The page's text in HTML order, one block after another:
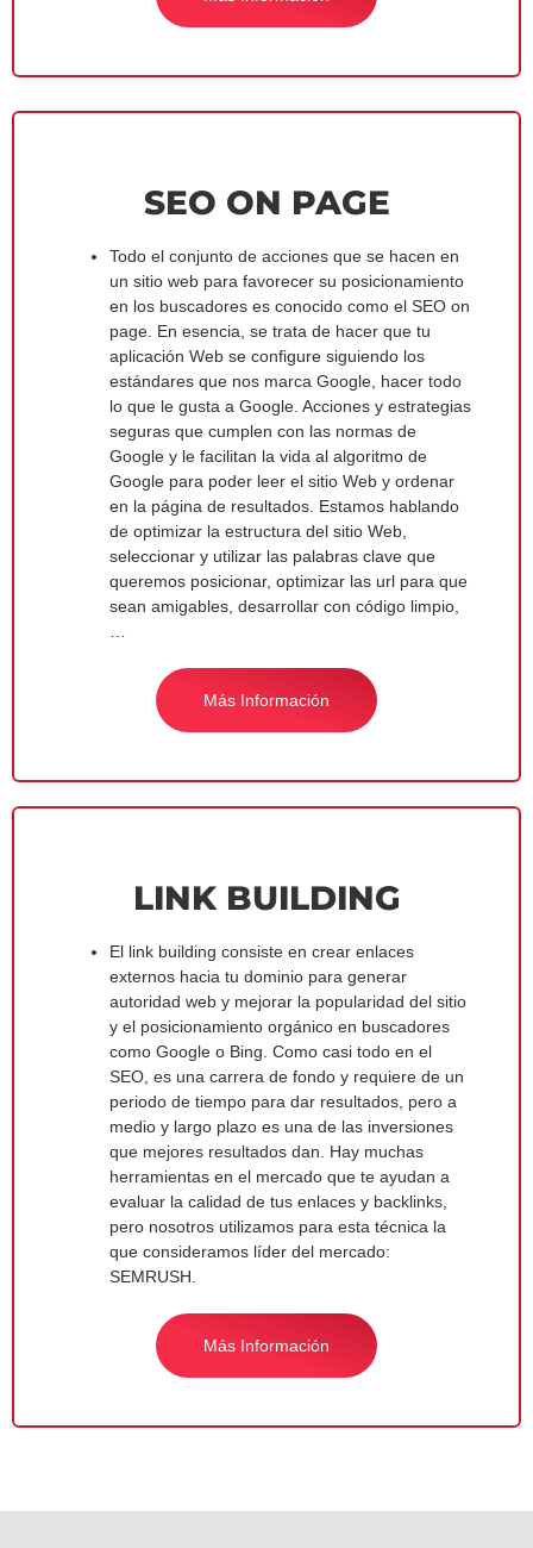
SEO ON PAGE
Todo el conjunto de acciones que se hacen en
un sitio web para favorecer su posicionamiento
en los buscadores es conocido como el SEO on
page. En esencia, se trata de hacer que tu
aplicación Web se configure siguiendo los
estándares que nos marca Google, hacer todo
lo que le gusta a Google. Acciones y estrategias
seguras que cumplen con las normas de
Google y le facilitan la vida al algoritmo de
Google para poder leer el sitio Web y ordenar
en la página de resultados. Estamos hablando
de optimizar la estructura del sitio Web,
seleccionar y utilizar las palabras clave que
queremos posicionar, optimizar las url para que
sean amigables, desarrollar con código limpio,
Más Información
LINK BUILDING
El link building consiste en crear enlaces
externos hacia tu dominio para generar
autoridad web y mejorar la popularidad del sitio
y el posicionamiento orgánico en buscadores
como Google o Bing. Como casi todo en el
SEO, es una carrera de fondo y requiere de un
periodo de tiempo para dar resultados, pero a
medio y largo plazo es una de las inversiones
que mejores resultados dan. Hay muchas
herramientas en el mercado que te ayudan a
evaluar la calidad de tus enlaces y backlinks,
pero nosotros utilizamos para esta técnica la
que consideramos líder del mercado:
SEMRUSH.
Más Información